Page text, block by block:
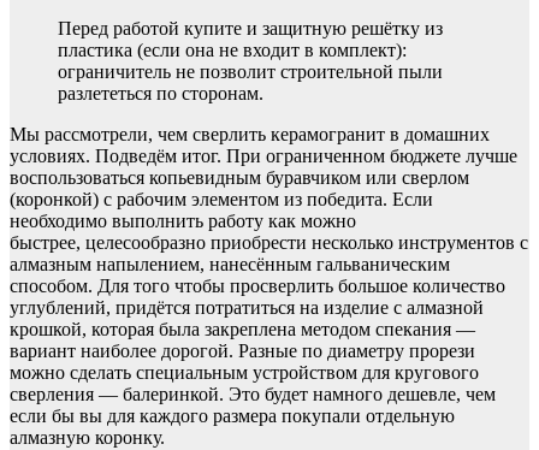
Перед работой купите и защитную решётку из
пластика (если она не входит в комплект):
ограничитель не позволит строительной пыли
разлететься по сторонам.
Мы рассмотрели, чем сверлить керамогранит в домашних
условиях. Подведём итог. При ограниченном бюджете лучше
воспользоваться копьевидным буравчиком или сверлом
(коронкой) с рабочим элементом из победита. Если
необходимо выполнить работу как можно
быстрее, целесообразно приобрести несколько инструментов с
алмазным напылением, нанесённым гальваническим
способом. Для того чтобы просверлить большое количество
углублений, придётся потратиться на изделие с алмазной
крошкой, которая была закреплена методом спекания —
вариант наиболее дорогой. Разные по диаметру прорези
можно сделать специальным устройством для кругового
сверления — балеринкой. Это будет намного дешевле, чем
если бы вы для каждого размера покупали отдельную
алмазную коронку.